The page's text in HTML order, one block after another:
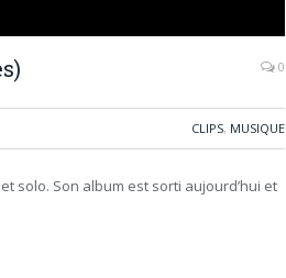
0
CLIPS, MUSIQUE
solo. Son album est sorti aujourd’hui et